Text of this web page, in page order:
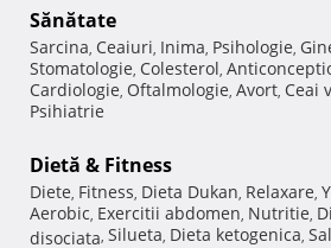
Sănătate
Sarcina, Ceaiuri, Inima, Psihologie,
Stomatologie, Colesterol,
Cardiologie, Oftalmologie, Avort, Ceai
Psihiatrie
Dietă & Fitness
Diete, Fitness, Dieta Dukan, Relaxare,
Aerobic, Exercitii abdomen, Nutritie,
disociata, Silueta, Dieta ketogenica,